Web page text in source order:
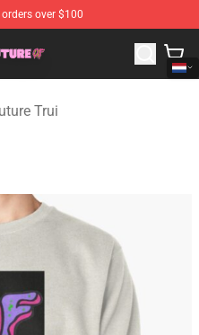
over $100
Odd Future Merchandise Shop
Trui